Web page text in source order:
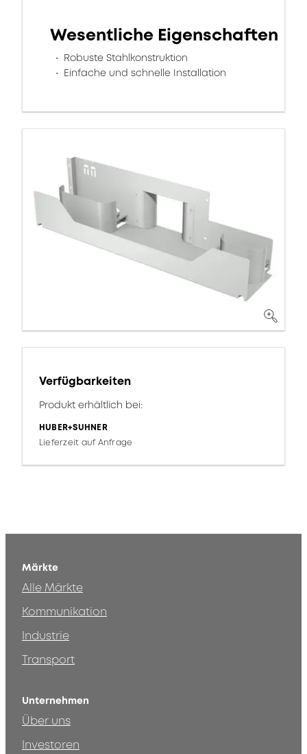
Wesentliche Eigenschaften
Robuste Stahlkonstruktion
Einfache und schnelle Installation
Verfügbarkeiten
Produkt erhältlich bei:
HUBER+SUHNER
Lieferzeit auf Anfrage
Märkte
Alle Märkte
Kommunikation
Industrie
Transport
Unternehmen
Über uns
Investoren